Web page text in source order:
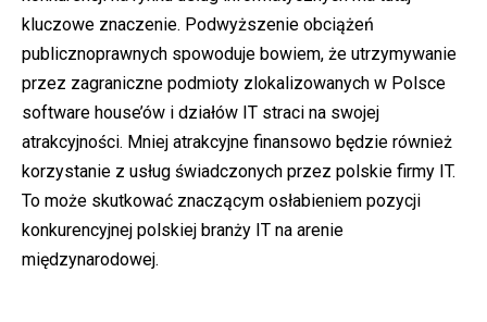
kluczowe znaczenie. Podwyższenie obciążeń
publicznoprawnych spowoduje bowiem, że utrzymywanie
przez zagraniczne podmioty zlokalizowanych w Polsce
software house’ów i działów IT straci na swojej
atrakcyjności. Mniej atrakcyjne finansowo będzie również
korzystanie z usług świadczonych przez polskie firmy IT.
To może skutkować znaczącym osłabieniem pozycji
konkurencyjnej polskiej branży IT na arenie
międzynarodowej.